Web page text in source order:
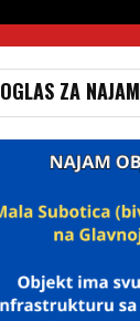
OGLAS ZA NAJAM